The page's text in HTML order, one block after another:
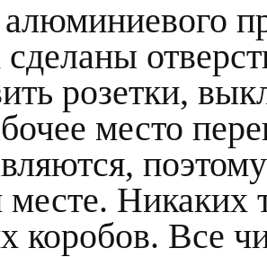
сделаны
розетки,
место
Никаких
коробов. Все